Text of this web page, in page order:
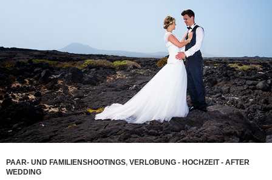
PAAR- UND FAMILIENSHOOTINGS, VERLOBUNG - HOCHZEIT - AFTER
WEDDING